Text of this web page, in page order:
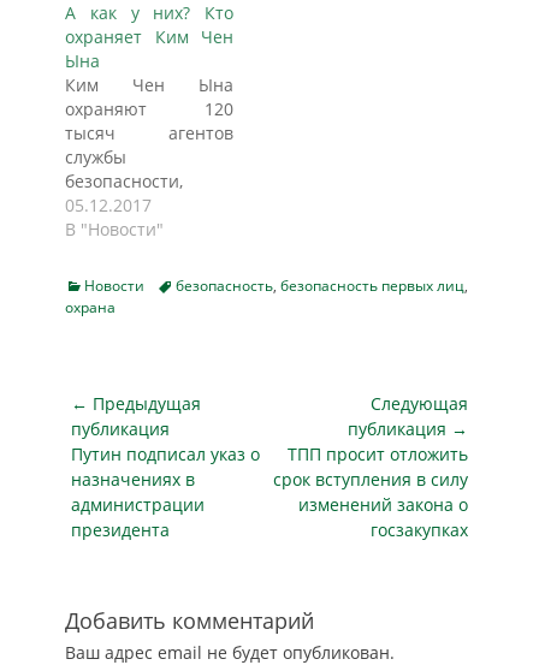
А как у них? Кто
охраняет Ким Чен
Ына
Ким Чен Ына
охраняют 120
тысяч агентов
службы
безопасности,
секретные
танковые роты и 15
телохранителей. У
северокорейского
опасаться за
собственную жизнь,
особенно после
того, как стало
известно, что в
Сеуле создано
спецподразделение,
ликвидация Ким
Чен Ына. Да и…
05.12.2017
В "Новости"
Categories
Новости Tagsбезопасность, безопасность первых лиц,
охрана
Навигация
по
записям
← Предыдущая
публикация
Предыдущая
публикация
Путин подписал указ о
назначениях в
администрации
президента
Следующая
публикация →
Следующая
публикация
ТПП просит отложить
срок вступления в силу
изменений закона о
госзакупках
Добавить комментарий
Ваш адрес email не будет опубликован.